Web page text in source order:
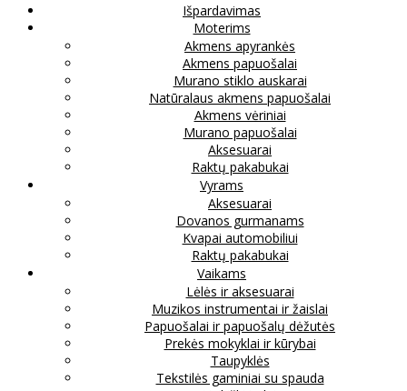
Išpardavimas
Moterims
Akmens apyrankės
Akmens papuošalai
Murano stiklo auskarai
Natūralaus akmens papuošalai
Akmens vėriniai
Murano papuošalai
Aksesuarai
Raktų pakabukai
Vyrams
Aksesuarai
Dovanos gurmanams
Kvapai automobiliui
Raktų pakabukai
Vaikams
Lėlės ir aksesuarai
Muzikos instrumentai ir žaislai
Papuošalai ir papuošalų dėžutės
Prekės mokyklai ir kūrybai
Taupyklės
Tekstilės gaminiai su spauda